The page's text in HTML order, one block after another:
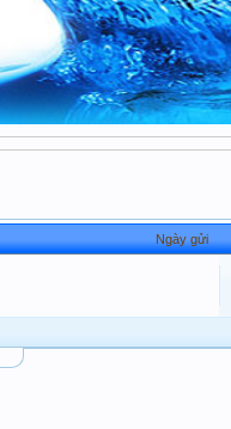
Ngày gửi